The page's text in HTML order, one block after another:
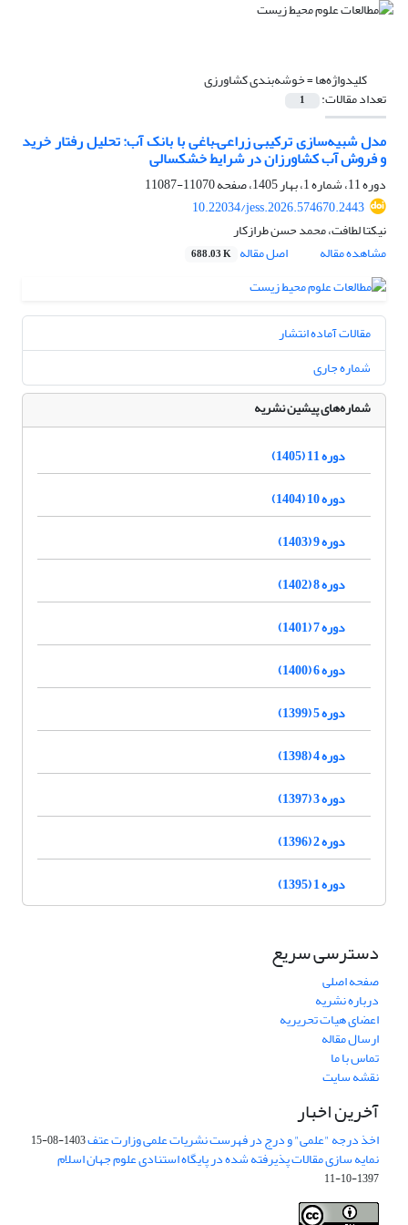
کلیدواژه‌ها =خوشه‌بندی کشاورزی
تعداد مقالات: 1
مدل شبیه‌سازی ترکیبی زراعی–باغی با بانک آب: تحلیل رفتار خرید
و فروش آب کشاورزان در شرایط خشکسالی
دوره 11، شماره 1، بهار 1405، صفحه
11070-11087
10.22034/jess.2026.574670.2443
نیکتا لطافت، محمد حسن طرازکار
مشاهده مقاله
اصل مقاله 688.03 K
مقالات آماده انتشار
شماره جاری
شماره‌های پیشین نشریه
دوره 11 (1405)
دوره 10 (1404)
دوره 9 (1403)
دوره 8 (1402)
دوره 7 (1401)
دوره 6 (1400)
دوره 5 (1399)
دوره 4 (1398)
دوره 3 (1397)
دوره 2 (1396)
دوره 1 (1395)
دسترسی سریع
صفحه اصلی
درباره نشریه
اعضای هیات تحریریه
ارسال مقاله
تماس با ما
نقشه سایت
آخرین اخبار
اخذ درجه "علمی" و درج در فهرست نشریات علمی وزارت عتف1403-08-15
نمایه سازی مقالات پذیرفته شده در پایگاه استنادی علوم جهان اسلام
1397-10-11